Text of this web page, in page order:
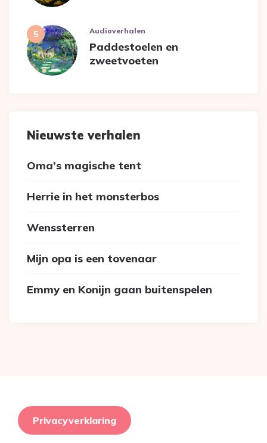
Audioverhalen
Paddestoelen en
zweetvoeten
Nieuwste verhalen
Oma’s magische tent
Herrie in het monsterbos
Wenssterren
Mijn opa is een tovenaar
Emmy en Konijn gaan buitenspelen
Privacyverklaring